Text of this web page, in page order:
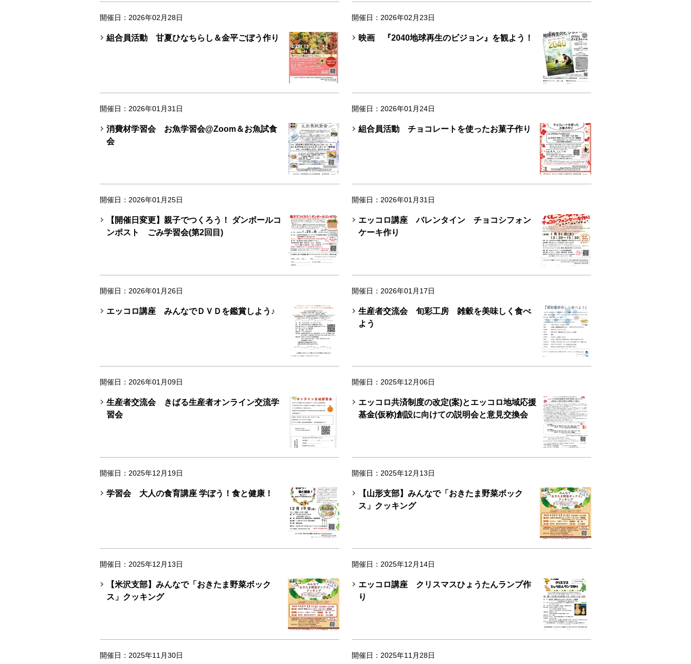
開催日：2026年02月28日
組合員活動 甘夏ひなちらし＆金平ごぼう作り
開催日：2026年02月23日
映画 『2040地球再生のビジョン』を観よう！
開催日：2026年01月31日
消費材学習会 お魚学習会@Zoom＆お魚試食
会
開催日：2026年01月24日
組合員活動 チョコレートを使ったお菓子作り
開催日：2026年01月25日
【開催日変更】親子でつくろう！ ダンボールコ
ンポスト ごみ学習会(第2回目)
開催日：2026年01月31日
エッコロ講座 バレンタイン チョコシフォン
ケーキ作り
開催日：2026年01月26日
エッコロ講座 みんなでＤＶＤを鑑賞しよう♪
開催日：2026年01月17日
生産者交流会 旬彩工房 雑穀を美味しく食べ
よう
開催日：2026年01月09日
生産者交流会 きばる生産者オンライン交流学
習会
開催日：2025年12月06日
エッコロ共済制度の改定(案)とエッコロ地域応援
基金(仮称)創設に向けての説明会と意見交換会
開催日：2025年12月19日
学習会 大人の食育講座 学ぼう！食と健康！
開催日：2025年12月13日
【山形支部】みんなで「おきたま野菜ボック
ス」クッキング
開催日：2025年12月13日
【米沢支部】みんなで「おきたま野菜ボック
ス」クッキング
開催日：2025年12月14日
エッコロ講座 クリスマスひょうたんランプ作
り
開催日：2025年11月30日 開催日：2025年11月28日